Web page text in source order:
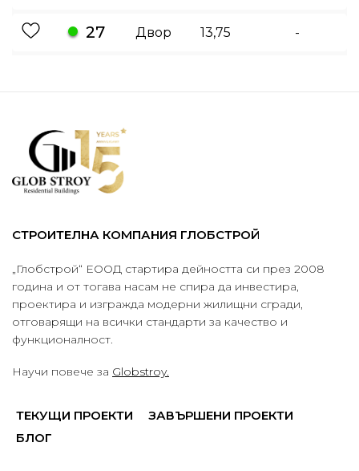
27 Двор 13,75 -
СТРОИТЕЛНА КОМПАНИЯ ГЛОБСТРОЙ
„Глобстрой“ ЕООД стартира дейността си през 2008
година и от тогава насам не спира да инвестира,
проектира и изгражда модерни жилищни сгради,
отговарящи на всички стандарти за качество и
функционалност.
Научи повече за Globstroy.
ТЕКУЩИ ПРОЕКТИ
ЗАВЪРШЕНИ ПРОЕКТИ
БЛОГ